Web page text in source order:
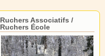
Ruchers Associatifs /
Ruchers École